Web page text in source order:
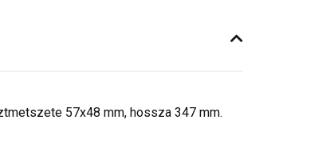
57x48 mm, hossza 347 mm.